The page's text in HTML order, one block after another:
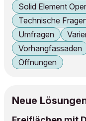
Solid Element
Technische
Umfragen
Vorhangfassaden
Öffnungen
Neue